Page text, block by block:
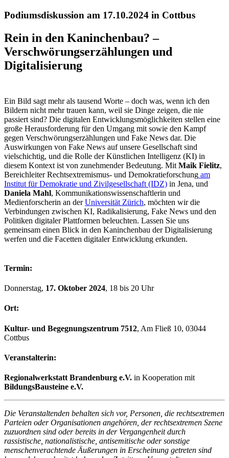
Podiumsdiskussion am 17.10.2024 in Cottbus
Rein in den Kaninchenbau? –
Verschwörungserzählungen und
Digitalisierung
Ein Bild sagt mehr als tausend Worte – doch was, wenn ich den
Bildern nicht mehr trauen kann, weil sie Dinge zeigen, die nie
passiert sind? Die digitalen Entwicklungsmöglichkeiten stellen eine
große Herausforderung für den Umgang mit sowie den Kampf
gegen Verschwörungserzählungen und Fake News dar. Die
Auswirkungen von Fake News auf unsere Gesellschaft sind
vielschichtig, und die Rolle der Künstlichen Intelligenz (KI) in
diesem Kontext ist von zunehmender Bedeutung. Mit Maik Fielitz,
Bereichleiter Rechtsextremismus- und Demokratieforschung am
Institut für Demokratie und Zivilgesellschaft (IDZ) in Jena, und
Daniela Mahl, Kommunikationswissenschaftlerin und
Medienforscherin an derUniversität Zürich, möchten wir die
Verbindungen zwischen KI, Radikalisierung, Fake News und den
Politiken digitaler Plattformen beleuchten. Lassen Sie uns
gemeinsam einen Blick in den Kaninchenbau der Digitalisierung
werfen und die Facetten digitaler Entwicklung erkunden.
Termin:
Donnerstag, 17. Oktober 2024, 18 bis 20 Uhr
Ort:
Kultur- und Begegnungszentrum 7512, Am Fließ 10, 03044
Cottbus
Veranstalterin:
Regionalwerkstatt Brandenburg e.V. in Kooperation mit
BildungsBausteine e.V.
Die Veranstaltenden behalten sich vor, Personen, die rechtsextremen
Parteien oder Organisationen angehören, der rechtsextremen Szene
zuzuordnen sind oder bereits in der Vergangenheit durch
rassistische, nationalistische, antisemitische oder sonstige
menschenverachtende Äußerungen in Erscheinung getreten sind